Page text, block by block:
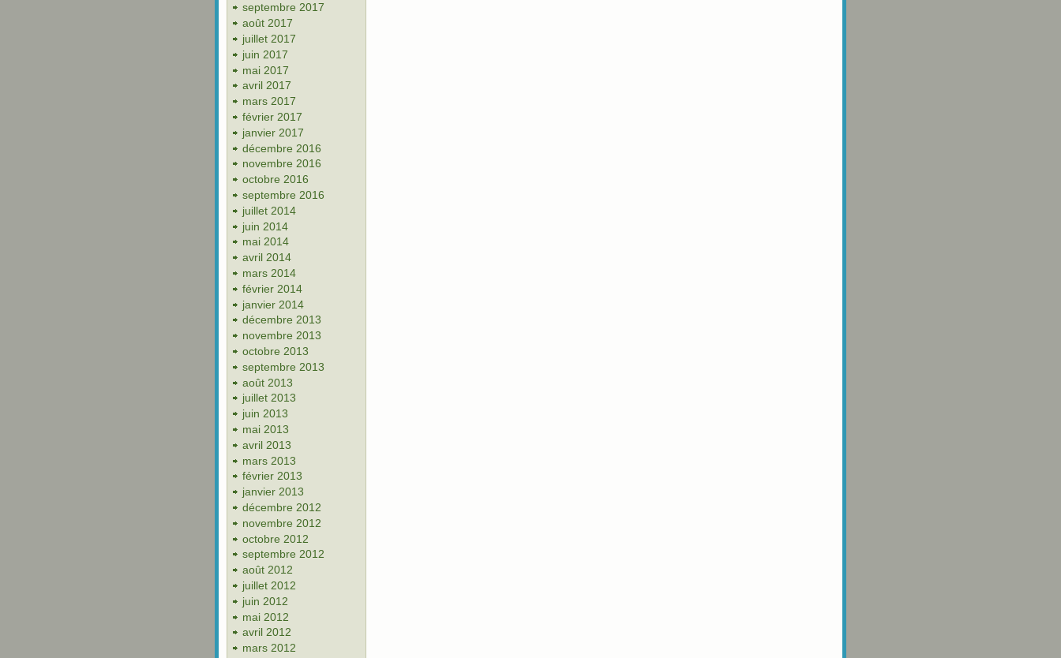
septembre 2017
août 2017
juillet 2017
juin 2017
mai 2017
avril 2017
mars 2017
février 2017
janvier 2017
décembre 2016
novembre 2016
octobre 2016
septembre 2016
juillet 2014
juin 2014
mai 2014
avril 2014
mars 2014
février 2014
janvier 2014
décembre 2013
novembre 2013
octobre 2013
septembre 2013
août 2013
juillet 2013
juin 2013
mai 2013
avril 2013
mars 2013
février 2013
janvier 2013
décembre 2012
novembre 2012
octobre 2012
septembre 2012
août 2012
juillet 2012
juin 2012
mai 2012
avril 2012
mars 2012